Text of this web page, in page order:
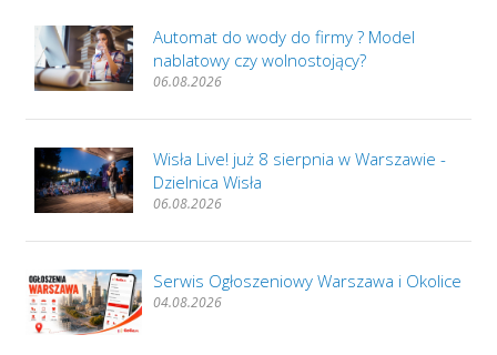
Automat do wody do firmy ? Model
nablatowy czy wolnostojący?
06.08.2026
Wisła Live! już 8 sierpnia w Warszawie -
Dzielnica Wisła
06.08.2026
Serwis Ogłoszeniowy Warszawa i Okolice
04.08.2026